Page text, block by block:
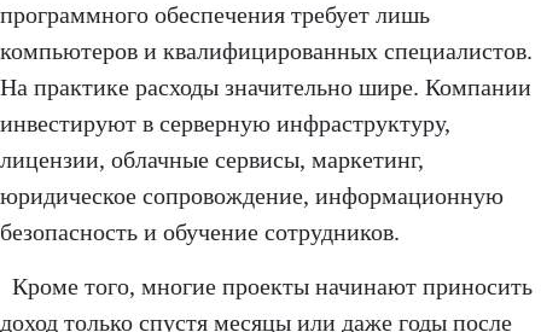
программного обеспечения требует лишь
компьютеров и квалифицированных специалистов.
На практике расходы значительно шире. Компании
инвестируют в серверную инфраструктуру,
лицензии, облачные сервисы, маркетинг,
юридическое сопровождение, информационную
безопасность и обучение сотрудников.
Кроме того, многие проекты начинают приносить
доход только спустя месяцы или даже годы после